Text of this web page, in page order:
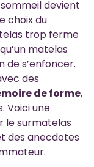
devient
choix du
trop ferme
matelas
de s’enfoncer.
des
de forme,
Voici une
le surmatelas
des anecdotes